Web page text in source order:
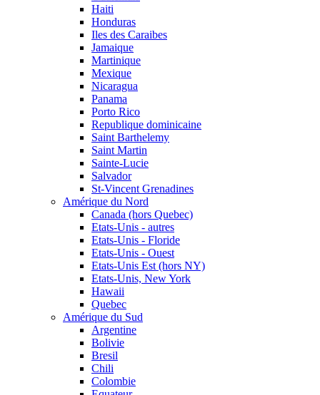
Haiti
Honduras
Iles des Caraibes
Jamaique
Martinique
Mexique
Nicaragua
Panama
Porto Rico
Republique dominicaine
Saint Barthelemy
Saint Martin
Sainte-Lucie
Salvador
St-Vincent Grenadines
Amérique du Nord
Canada (hors Quebec)
Etats-Unis - autres
Etats-Unis - Floride
Etats-Unis - Ouest
Etats-Unis Est (hors NY)
Etats-Unis, New York
Hawaii
Quebec
Amérique du Sud
Argentine
Bolivie
Bresil
Chili
Colombie